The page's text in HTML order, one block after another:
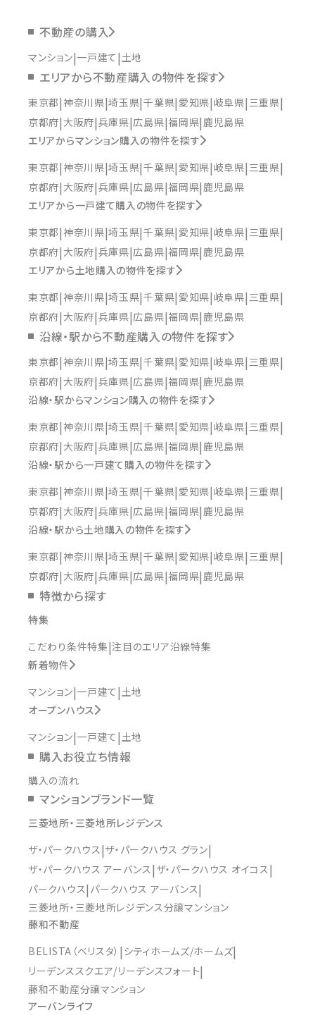
不動産の購入
マンション 一戸建て 土地
エリアから不動産購入の物件を探す
東京都 神奈川県 埼玉県 千葉県 愛知県 岐阜県 三重県
京都府 大阪府 兵庫県 広島県 福岡県 鹿児島県
エリアからマンション購入の物件を探す
東京都 神奈川県 埼玉県 千葉県 愛知県 岐阜県 三重県
京都府 大阪府 兵庫県 広島県 福岡県 鹿児島県
エリアから一戸建て購入の物件を探す
東京都 神奈川県 埼玉県 千葉県 愛知県 岐阜県 三重県
京都府 大阪府 兵庫県 広島県 福岡県 鹿児島県
エリアから土地購入の物件を探す
東京都 神奈川県 埼玉県 千葉県 愛知県 岐阜県 三重県
京都府 大阪府 兵庫県 広島県 福岡県 鹿児島県
沿線・駅から不動産購入の物件を探す
東京都 神奈川県 埼玉県 千葉県 愛知県 岐阜県 三重県
京都府 大阪府 兵庫県 広島県 福岡県 鹿児島県
沿線・駅からマンション購入の物件を探す
東京都 神奈川県 埼玉県 千葉県 愛知県 岐阜県 三重県
京都府 大阪府 兵庫県 広島県 福岡県 鹿児島県
沿線・駅から一戸建て購入の物件を探す
東京都 神奈川県 埼玉県 千葉県 愛知県 岐阜県 三重県
京都府 大阪府 兵庫県 広島県 福岡県 鹿児島県
沿線・駅から土地購入の物件を探す
東京都 神奈川県 埼玉県 千葉県 愛知県 岐阜県 三重県
京都府 大阪府 兵庫県 広島県 福岡県 鹿児島県
特徴から探す
特集
こだわり条件特集 注目のエリア沿線特集
新着物件
マンション 一戸建て 土地
オープンハウス
マンション 一戸建て 土地
購入お役立ち情報
購入の流れ
マンションブランド一覧
三菱地所・三菱地所レジデンス
ザ・パークハウス ザ・パークハウス グラン
ザ・パークハウス アーバンス ザ・パークハウス オイコス
パークハウス パークハウス アーバンス
三菱地所・三菱地所レジデンス分譲マンション
藤和不動産
BELISTA（ベリスタ） シティホームズ/ホームズ
リーデンススクエア/リーデンスフォート
藤和不動産分譲マンション
アーバンライフ